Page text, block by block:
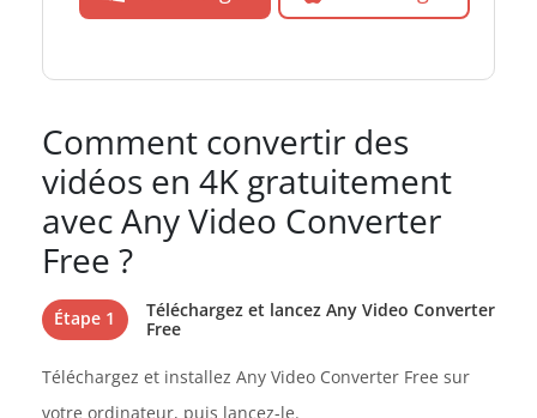
Comment convertir des
vidéos en 4K gratuitement
avec Any Video Converter
Free ?
Étape 1
Téléchargez et lancez Any Video Converter
Free
Téléchargez et installez Any Video Converter Free sur
votre ordinateur, puis lancez-le.